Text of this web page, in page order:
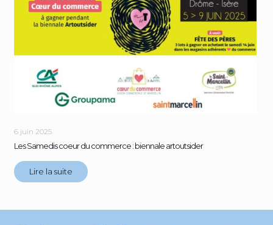
6 juin 2025
Les Samedis coeur du commerce : biennale artoutsider
Lire la suite